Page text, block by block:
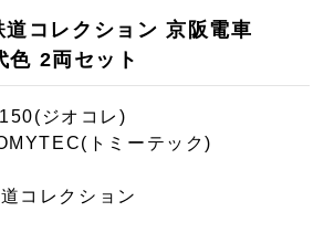
コレクション 京阪電車
色 2両セット
150(ジオコレ)
トミーテック)
道コレクション